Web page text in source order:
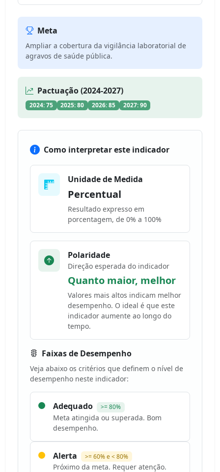
Meta
Ampliar a cobertura da vigilância laboratorial de
agravos de saúde pública.
Pactuação (2024-2027)
2024: 75 2025: 80 2026: 85 2027: 90
Como interpretar este indicador
Unidade de Medida
Percentual
Resultado expresso em
porcentagem, de 0% a 100%
Polaridade
Direção esperada do indicador
Quanto maior, melhor
Valores mais altos indicam melhor
desempenho. O ideal é que este
indicador aumente ao longo do
tempo.
Faixas de Desempenho
Veja abaixo os critérios que definem o nível de
desempenho neste indicador:
Adequado >= 80%
Meta atingida ou superada. Bom
desempenho.
Alerta >= 60% e < 80%
Próximo da meta. Requer atenção.